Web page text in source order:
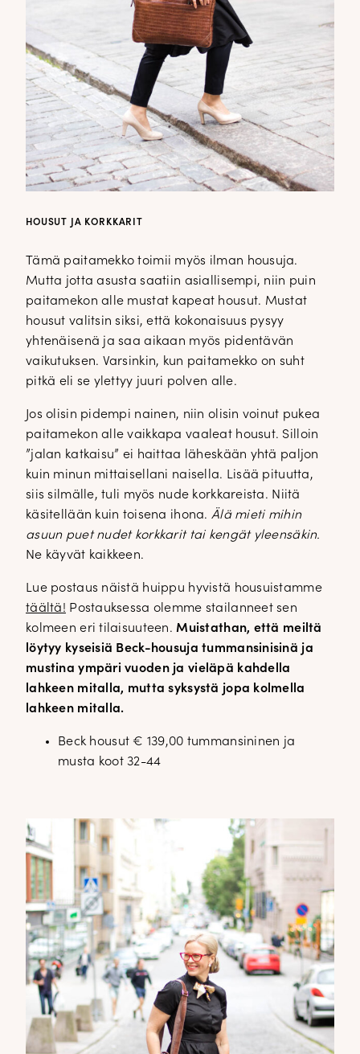
HOUSUT JA KORKKARIT
Tämä paitamekko toimii myös ilman housuja.
Mutta jotta asusta saatiin asiallisempi, niin puin
paitamekon alle mustat kapeat housut. Mustat
housut valitsin siksi, että kokonaisuus pysyy
yhtenäisenä ja saa aikaan myös pidentävän
vaikutuksen. Varsinkin, kun paitamekko on suht
pitkä eli se ylettyy juuri polven alle.
Jos olisin pidempi nainen, niin olisin voinut pukea
paitamekon alle vaikkapa vaaleat housut. Silloin
”jalan katkaisu” ei haittaa läheskään yhtä paljon
kuin minun mittaisellani naisella. Lisää pituutta,
siis silmälle, tuli myös nude korkkareista. Niitä
käsitellään kuin toisena ihona. Älä mieti mihin
asuun puet nudet korkkarit tai kengät yleensäkin.
Ne käyvät kaikkeen.
Lue postaus näistä huippu hyvistä housuistamme
täältä! Postauksessa olemme stailanneet sen
kolmeen eri tilaisuuteen.Muistathan, että meiltä
löytyy kyseisiä Beck-housuja tummansinisinä ja
mustina ympäri vuoden ja vieläpä kahdella
lahkeen mitalla, mutta syksystä jopa kolmella
lahkeen mitalla.
Beck housut € 139,00 tummansininen ja
musta koot 32-44